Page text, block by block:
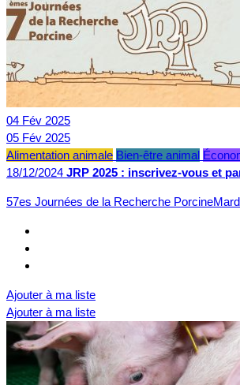
04 Fév 2025
05 Fév 2025
Alimentation animale Bien-être animal
18/12/2024 JRP 2025 : inscrivez-vous et
57es Journées de la Recherche
Ajouter à ma liste
Ajouter à ma liste